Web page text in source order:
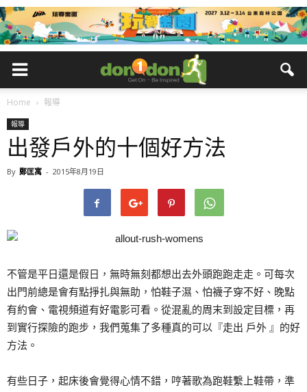
Home 報導
報導
出發戶外的十個好方法
By 鄭匡寓 - 2015年8月19日
不管是平日還是假日，無時無刻都想出去外頭跑跑走走。可每次
出門前總是會有點掙扎與無助，怕鞋子濕、怕襪子穿不好、晚點
有約會、電視頻道有好電影可看。從混亂的周末到設定目標，再
到實行探險的跑步，我們蒐集了多種真的可以『走出 戶外 』的好
方法。
有些日子，起床後會覺得心情不錯，哼著歌為跑鞋繫上鞋帶，準